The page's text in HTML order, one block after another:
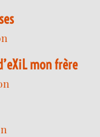
mon frère